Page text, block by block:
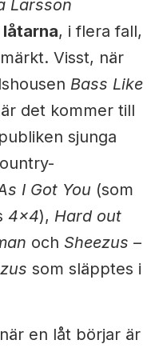
Larsson
, i flera fall,
Visst, när
Bass Like
det kommer till
sjunga
I Got You (som
4x4), Hard out
och Sheezus –
som släpptes i
en låt börjar är